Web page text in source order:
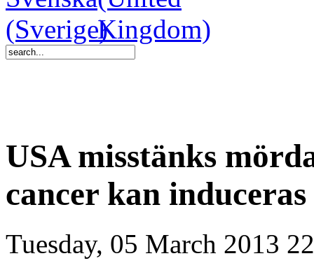
USA misstänks
cancer kan
Tuesday, 05 March 2013